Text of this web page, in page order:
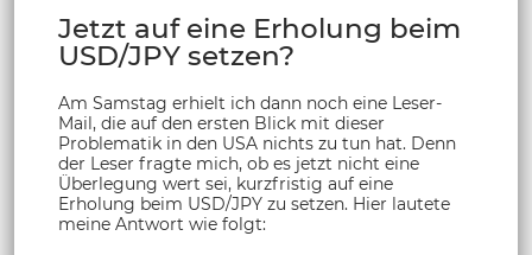
Jetzt auf eine Erholung beim
USD/JPY setzen?
Am Samstag erhielt ich dann noch eine Leser-
Mail, die auf den ersten Blick mit dieser
Problematik in den USA nichts zu tun hat. Denn
der Leser fragte mich, ob es jetzt nicht eine
Überlegung wert sei, kurzfristig auf eine
Erholung beim USD/JPY zu setzen. Hier lautete
meine Antwort wie folgt: